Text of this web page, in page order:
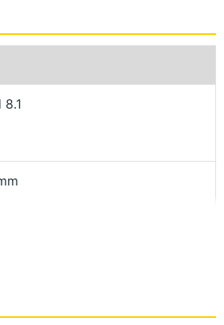
Dm 等通知。
8.1 Oreo 作業系統，從螢
可通過繪製的英文字母，快速啟
將資料同步至 iOS / Android 行
Palm Phone 內建 Qualcomm
1.4GHz + 1.1GHz 八核
/ 32GB ROM，支援 4G、Wi-
萬畫素主相機，能隨手捕捉